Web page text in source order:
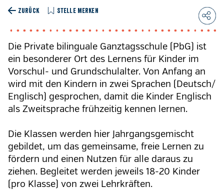
ZURÜCK STELLE MERKEN
Die Private bilinguale Ganztagsschule (PbG) ist
ein besonderer Ort des Lernens für Kinder im
Vorschul- und Grundschulalter. Von Anfang an
wird mit den Kindern in zwei Sprachen (Deutsch/
Englisch) gesprochen, damit die Kinder Englisch
als Zweitsprache frühzeitig kennen lernen.
Die Klassen werden hier Jahrgangsgemischt
gebildet, um das gemeinsame, freie Lernen zu
fördern und einen Nutzen für alle daraus zu
ziehen. Begleitet werden jeweils 18-20 Kinder
(pro Klasse) von zwei Lehrkräften.